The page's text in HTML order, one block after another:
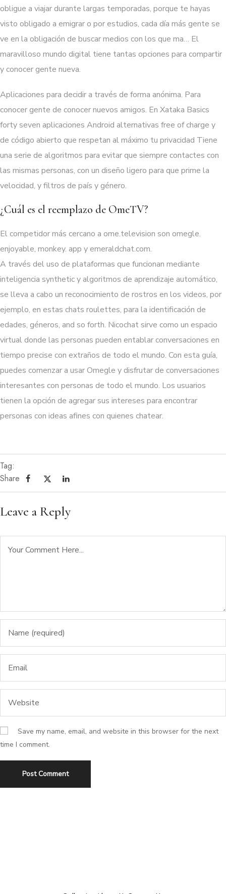
obligue a viajar durante largas temporadas, porque te hayas
visto obligado a emigrar o por estudios, cada día más gente se
ve en la obligación de buscar medios con los que ma… El
maravilloso mundo digital tiene tantas opciones para compartir
y conocer gente nueva.
Aplicaciones para decidir a través de forma anónima. Para
conocer gente de conocer nuevos amigos. En Xataka Basics
forty seven aplicaciones Android alternativas free of charge y
de código abierto que respetan al máximo tu privacidad Tiene
una serie de algoritmos para evitar que siempre contactes con
las mismas personas, con un diseño ligero para que prime la
velocidad, y filtros de país y género.
¿Cuál es el reemplazo de OmeTV?
El competidor más cercano a ome.television son omegle.
enjoyable, monkey. app y emeraldchat.com.
A través del uso de plataformas que funcionan mediante
inteligencia synthetic y algoritmos de aprendizaje automático,
se lleva a cabo un reconocimiento de rostros en los videos, por
ejemplo, en estas chats roulettes, para la identificación de
edades, géneros, and so forth. Nicochat sirve como un espacio
virtual donde las personas pueden entablar conversaciones en
tiempo precise con extraños de todo el mundo. Con esta guía,
puedes comenzar a usar Omegle y disfrutar de conversaciones
interesantes con personas de todo el mundo. Los usuarios
tienen la opción de agregar sus intereses para encontrar
personas con ideas afines con quienes chatear.
Tag:
Share
Leave a Reply
Save my name, email, and website in this browser for the next
time I comment.